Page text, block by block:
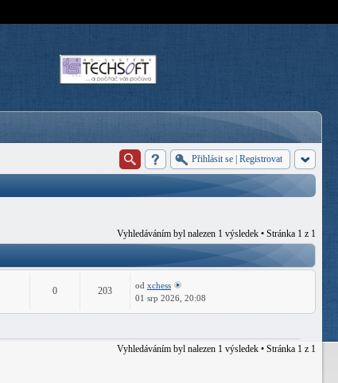
Přihlásit se Registrovat
Vyhledáváním byl nalezen 1 výsledek • Stránka 1 z 1
0 203 od xchess
01 srp 2026, 20:08
Vyhledáváním byl nalezen 1 výsledek • Stránka 1 z 1